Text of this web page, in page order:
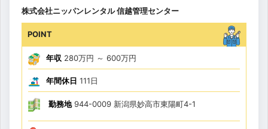
株式会社ニッパンレンタル 信越管理センター
POINT
年収 280万円 ～ 600万円
年間休日 111日
勤務地944-0009 新潟県妙高市東陽町4-1